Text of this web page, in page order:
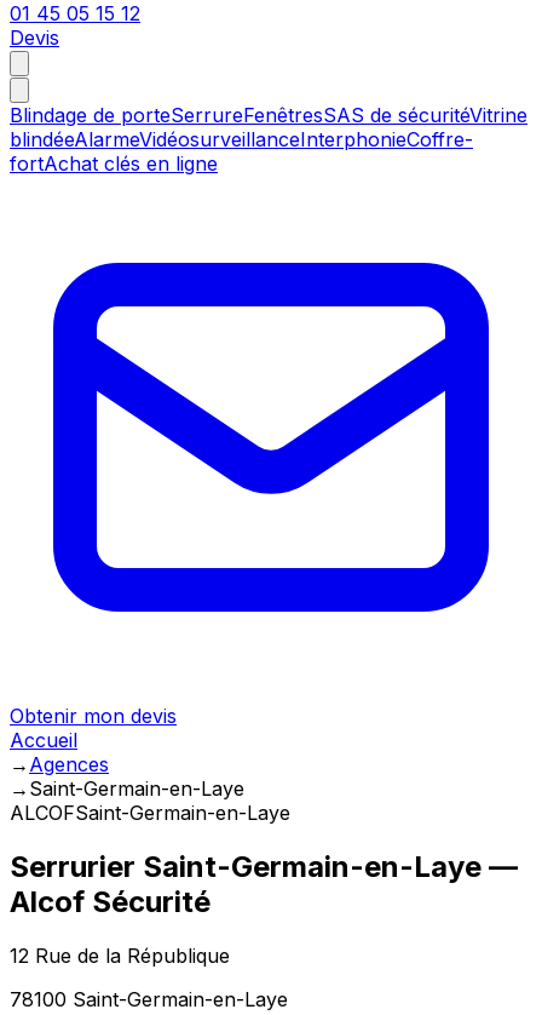
01 45 05 15 12
Devis
Blindage de porteSerrureFenêtresSAS de sécuritéVitrine
blindéeAlarmeVidéosurveillanceInterphonieCoffre-
fortAchat clés en ligne
Obtenir mon devis
Accueil
→ Agences
→ Saint-Germain-en-Laye
ALCOFSaint-Germain-en-Laye
Serrurier Saint-Germain-en-Laye —
Alcof Sécurité
12 Rue de la République
78100 Saint-Germain-en-Laye